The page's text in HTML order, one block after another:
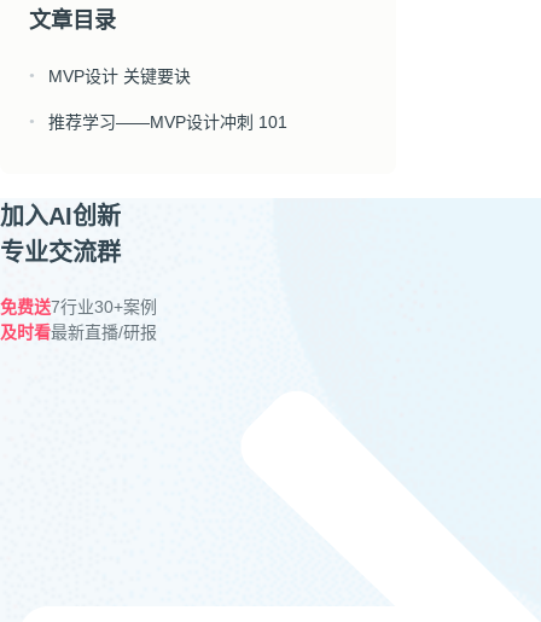
文章目录
● MVP设计 关键要诀
● 推荐学习——MVP设计冲刺 101
加入AI创新
专业交流群
免费送7行业30+案例
及时看最新直播/研报